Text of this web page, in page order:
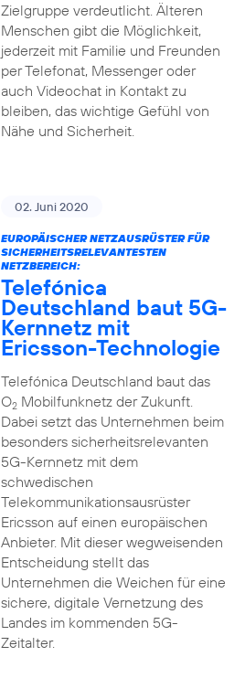
Zielgruppe verdeutlicht. Älteren
Menschen gibt die Möglichkeit,
jederzeit mit Familie und Freunden
per Telefonat, Messenger oder
auch Videochat in Kontakt zu
bleiben, das wichtige Gefühl von
Nähe und Sicherheit.
02. Juni 2020
EUROPÄISCHER NETZAUSRÜSTER FÜR
SICHERHEITSRELEVANTESTEN
NETZBEREICH:
Telefónica
Deutschland baut 5G-
Kernnetz mit
Ericsson-Technologie
Telefónica Deutschland baut das
O2Mobilfunknetz der Zukunft.
Dabei setzt das Unternehmen beim
besonders sicherheitsrelevanten
5G-Kernnetz mit dem
schwedischen
Telekommunikationsausrüster
Ericsson auf einen europäischen
Anbieter. Mit dieser wegweisenden
Entscheidung stellt das
Unternehmen die Weichen für eine
sichere, digitale Vernetzung des
Landes im kommenden 5G-
Zeitalter.